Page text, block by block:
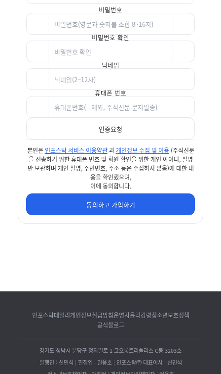
비밀번호
비밀번호 확인
닉네임
휴대폰 번호
인증요청
본인은 인포스탁 서비스 이용약관과개인정보 수집 및 이용(주식신문
을 전송하기 위한 휴대폰 번호 및 회원 확인을 위한 개인 아이디, 필명
만 보관하며 개인 실명, 주민번호, 주소 등은 수집하지 않음)에 대한 내
용을 확인했으며,
이에 동의합니다.
동의하고 가입하기
인포스탁데일리개인정보취급방침운영자윤리강령청소년보호정책
공식블로그
경기도 성남시 분당구 정자일로 1 코오롱트리폴리스 C동 3203호
발행인 : 신민석 | 편집인 : 권용호 | 인포스탁㈜ 대표이사 : 신민석